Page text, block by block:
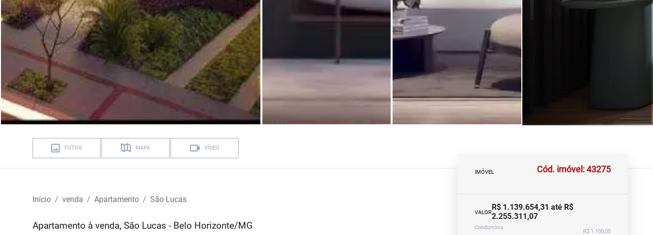
FOTOS MAPA VÍDEO
Início venda Apartamento São Lucas
Apartamento à venda, São Lucas - Belo Horizonte/MG
IMÓVEL Cód. imóvel: 43275
VALOR
R$ 1.139.654,31 até R$
2.255.311,07
Condomínio
R$ 1.100,00